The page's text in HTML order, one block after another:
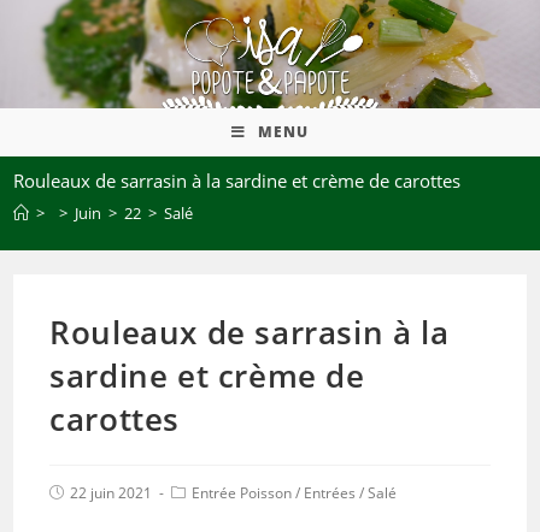
MENU
Rouleaux de sarrasin à la sardine et crème de carottes
> > Juin > 22 > Salé
Rouleaux de sarrasin à la
sardine et crème de
carottes
22 juin 2021 Entrée Poisson/ Entrées /Salé